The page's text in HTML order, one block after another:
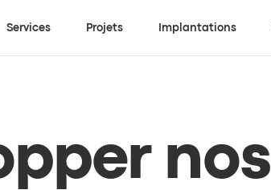
Services Projets Implantations
nos